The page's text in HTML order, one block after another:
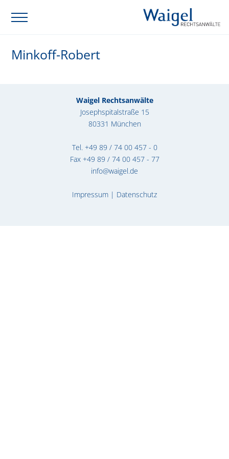
Minkoff-Robert
Waigel Rechtsanwälte
Josephspitalstraße 15
80331 München
Tel. +49 89 / 74 00 457 - 0
Fax +49 89 / 74 00 457 - 77
info@waigel.de
Impressum | Datenschutz